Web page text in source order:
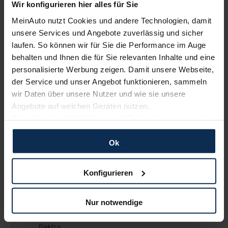
Wir konfigurieren hier alles für Sie
MeinAuto nutzt Cookies und andere Technologien, damit
unsere Services und Angebote zuverlässig und sicher
laufen. So können wir für Sie die Performance im Auge
behalten und Ihnen die für Sie relevanten Inhalte und eine
personalisierte Werbung zeigen. Damit unsere Webseite,
der Service und unser Angebot funktionieren, sammeln
wir Daten über unsere Nutzer und wie sie unsere
Angebote auf welchen Geräten nutzen.
und erlauben uns Cookies für unseren Service zu
verwenden und diese Daten an Dritte weiterzugeben,
etwa an unsere Marketingpartner. Falls Sie dem nicht
wesentlichen Cookies. Leider können wir unsere Inhalte
dann nicht auf Sie zuschneiden und Sie somit nicht
perfekt auf dem Weg zu Ihrem Neuwagen unterstützen.
Sie können die Einstellungen jederzeit anpassen oder
Ok
Konfigurieren
Nur notwendige
Elektro
58.300,00€
Listenpreis (UVP) (inkl. MwSt.)
AUSSTATTUNG IM DETAIL
60.500,00€
Listenpreis (UVP) (inkl. MwSt.)
AUSSTATTUNG IM DETAIL